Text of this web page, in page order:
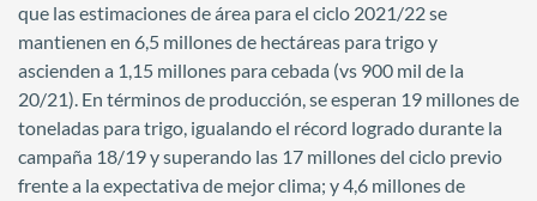
que las estimaciones de área para el ciclo 2021/22 se
mantienen en 6,5 millones de hectáreas para trigo y
ascienden a 1,15 millones para cebada (vs 900 mil de la
20/21). En términos de producción, se esperan 19 millones de
toneladas para trigo, igualando el récord logrado durante la
campaña 18/19 y superando las 17 millones del ciclo previo
frente a la expectativa de mejor clima; y 4,6 millones de